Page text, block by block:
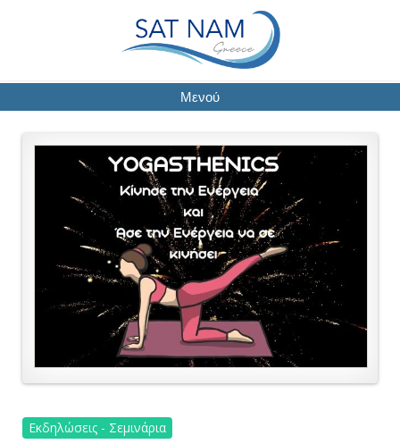
Μενού
Εκδηλώσεις - Σεμινάρια